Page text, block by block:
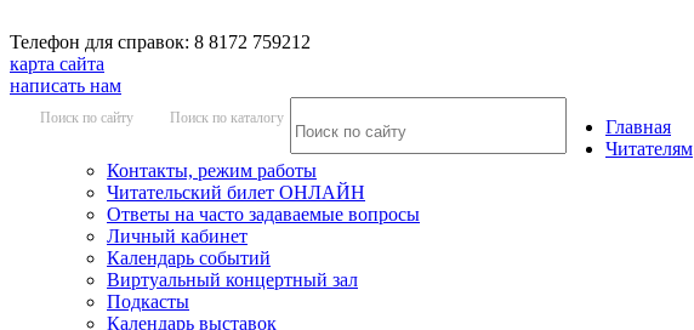
Телефон для справок: 8 8172 759212
карта сайта
написать нам
Поиск по сайту Поиск по каталогу
Главная
Читателям
Контакты, режим работы
Читательский билет ОНЛАЙН
Ответы на часто задаваемые вопросы
Личный кабинет
Календарь событий
Виртуальный концертный зал
Подкасты
Календарь выставок